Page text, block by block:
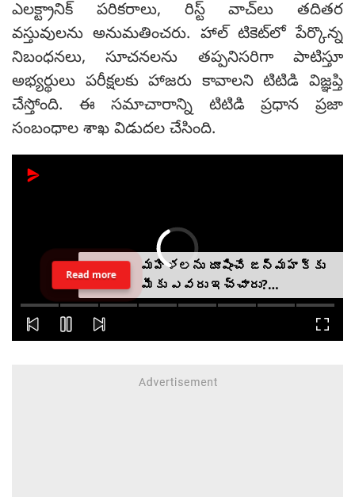
ఎలక్ట్రానిక్ పరికరాలు, రిస్ట్ వాచ్‌లు తదితర
వస్తువులను అనుమతించరు. హాల్ టికెట్‌లో పేర్కొన్న
నిబంధనలు, సూచనలను తప్పనిసరిగా పాటిస్తూ
అభ్యర్థులు పరీక్షలకు హాజరు కావాలని టిటిడి విజ్ఞప్తి
చేస్తోంది. ఈ సమాచారాన్ని టిటిడి ప్రధాన ప్రజా
సంబంధాల శాఖ విడుదల చేసింది.
మహిళలను దూషించే జన్మహక్కు
Read more